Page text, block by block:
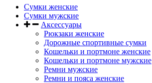
Сумки женские
Сумки мужские
Аксессуары
Рюкзаки женские
Дорожные спортивные сумки
Кошельки и портмоне женские
Кошельки и портмоне мужские
Ремни мужские
Ремни и пояса женские